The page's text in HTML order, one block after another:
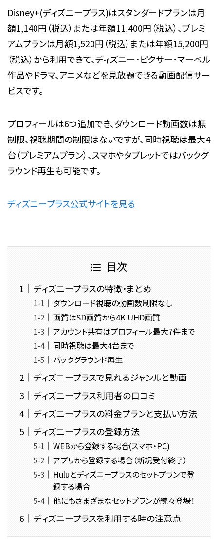
Disney+(ディズニープラス)はスタンダードプランは月
額1,140円（税込）または年額11,400円（税込）、プレミ
アムプランは月額1,520円（税込）または年額15,200円
（税込）から利用できて、ディズニー・ピクサー・マーベル
作品やドラマ、アニメなどを見放題できる動画配信サー
ビスです。
プロフィールは6つ追加でき、ダウンロード動画数は無
制限、視聴期間の制限はないですが、同時視聴は最大4
台（プレミアムプラン）、スマホやタブレットではバックグ
ラウンド再生も可能です。
ディズニープラス公式サイトを見る
目次
ディズニープラスの特徴・まとめ
ダウンロード視聴の動画数制限なし
画質はSD画質から4K UHD画質
アカウント共有はプロフィール最大7件まで
同時視聴は最大4台まで
バックグラウンド再生
ディズニープラスで見れるジャンルと動画
ディズニープラス利用者の口コミ
ディズニープラスの料金プランと支払い方法
ディズニープラスの登録方法
WEBから登録する場合(スマホ・PC)
アプリから登録する場合（新規受付終了）
Huluとディズニープラスのセットプランで登
録する場合
他にもさまざまなセットプランが続々登場！
ディズニープラスを利用する時の注意点